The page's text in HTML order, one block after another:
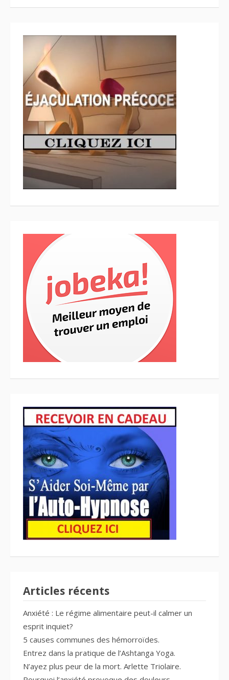
Articles récents
Anxiété : Le régime alimentaire peut-il calmer un
esprit inquiet?
5 causes communes des hémorroïdes.
Entrez dans la pratique de l’Ashtanga Yoga.
N’ayez plus peur de la mort. Arlette Triolaire.